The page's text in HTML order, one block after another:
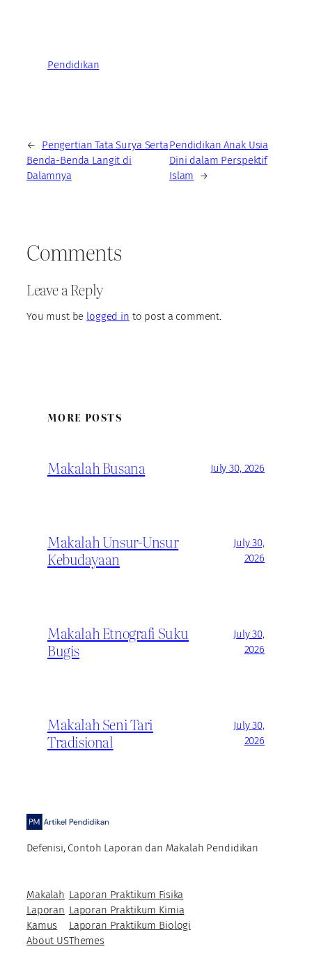
Pendidikan
←
Pengertian Tata Surya Serta
Benda-Benda Langit di
Dalamnya
Pendidikan Anak Usia
Dini dalam Perspektif
Islam
→
Comments
Leave a Reply
You must be logged in to post a comment.
MORE POSTS
Makalah Busana July 30, 2026
Makalah Unsur-Unsur
Kebudayaan
July 30,
2026
Makalah Etnografi Suku
Bugis
July 30,
2026
Makalah Seni Tari
Tradisional
July 30,
2026
Defenisi, Contoh Laporan dan Makalah Pendidikan
Makalah
Laporan
Kamus
About US
Laporan Praktikum Fisika
Laporan Praktikum Kimia
Laporan Praktikum Biologi
Themes